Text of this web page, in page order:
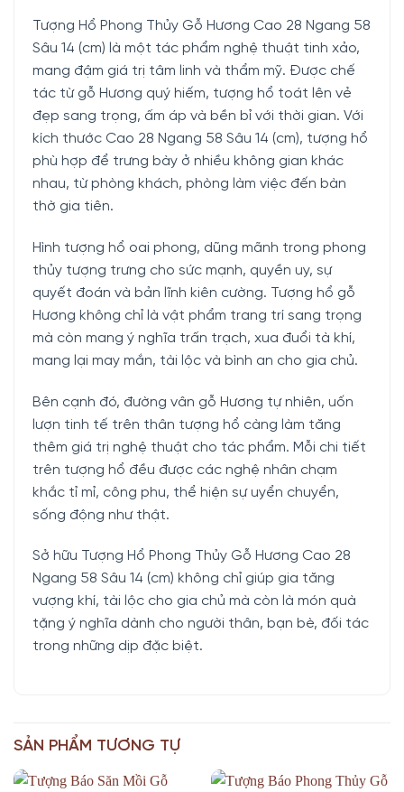
Tượng Hổ Phong Thủy Gỗ Hương Cao 28 Ngang 58
Sâu 14 (cm) là một tác phẩm nghệ thuật tinh xảo,
mang đậm giá trị tâm linh và thẩm mỹ. Được chế
tác từ gỗ Hương quý hiếm, tượng hổ toát lên vẻ
đẹp sang trọng, ấm áp và bền bỉ với thời gian. Với
kích thước Cao 28 Ngang 58 Sâu 14 (cm), tượng hổ
phù hợp để trưng bày ở nhiều không gian khác
nhau, từ phòng khách, phòng làm việc đến bàn
thờ gia tiên.
Hình tượng hổ oai phong, dũng mãnh trong phong
thủy tượng trưng cho sức mạnh, quyền uy, sự
quyết đoán và bản lĩnh kiên cường. Tượng hổ gỗ
Hương không chỉ là vật phẩm trang trí sang trọng
mà còn mang ý nghĩa trấn trạch, xua đuổi tà khí,
mang lại may mắn, tài lộc và bình an cho gia chủ.
Bên cạnh đó, đường vân gỗ Hương tự nhiên, uốn
lượn tinh tế trên thân tượng hổ càng làm tăng
thêm giá trị nghệ thuật cho tác phẩm. Mỗi chi tiết
trên tượng hổ đều được các nghệ nhân chạm
khắc tỉ mỉ, công phu, thể hiện sự uyển chuyển,
sống động như thật.
Sở hữu Tượng Hổ Phong Thủy Gỗ Hương Cao 28
Ngang 58 Sâu 14 (cm) không chỉ giúp gia tăng
vượng khí, tài lộc cho gia chủ mà còn là món quà
tặng ý nghĩa dành cho người thân, bạn bè, đối tác
trong những dịp đặc biệt.
SẢN PHẨM TƯƠNG TỰ